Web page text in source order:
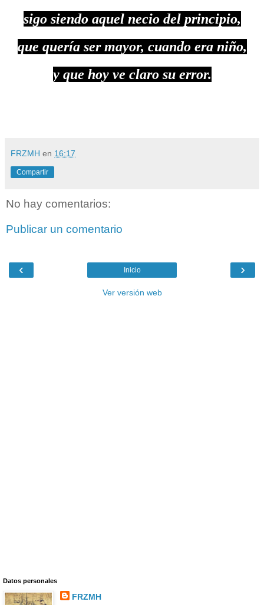
sigo siendo aquel necio del principio,
que quería ser mayor, cuando era niño,
y que hoy ve claro su error.
FRZMH en 16:17
Compartir
No hay comentarios:
Publicar un comentario
‹ ›
Inicio
Ver versión web
Datos personales
FRZMH